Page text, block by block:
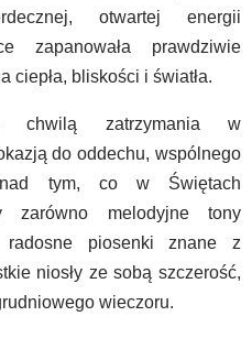
otwartej energii
zapanowała prawdziwie
ciepła, bliskości i światła.
chwilą zatrzymania w
do oddechu, wspólnego
tym, co w Świętach
zarówno melodyjne tony
piosenki znane z
niosły ze sobą szczerość,
wieczoru.